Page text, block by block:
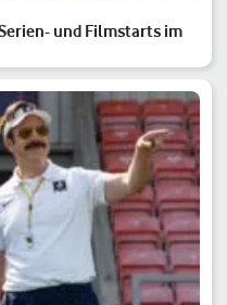
und Filmstarts im